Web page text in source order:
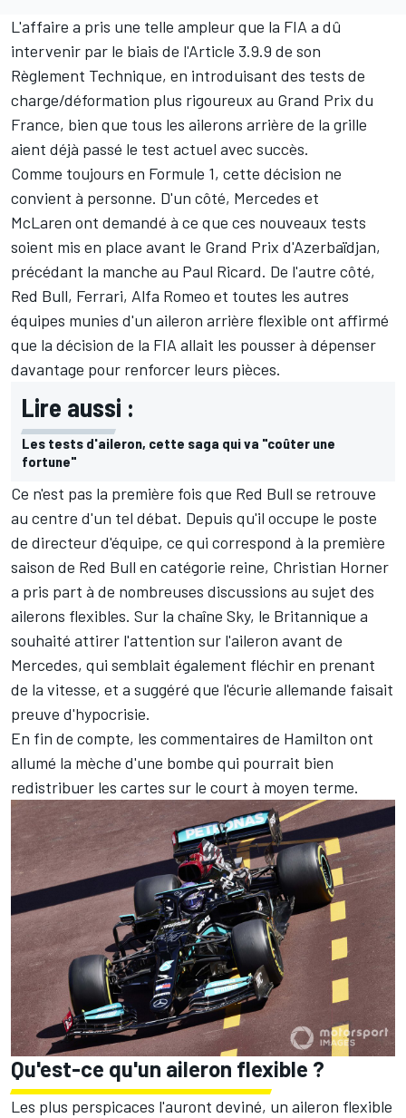
L'affaire a pris une telle ampleur que la FIA a dû
intervenir par le biais de l'Article 3.9.9 de son
Règlement Technique, en introduisant des tests de
charge/déformation plus rigoureux au Grand Prix du
France, bien que tous les ailerons arrière de la grille
aient déjà passé le test actuel avec succès.
Comme toujours en Formule 1, cette décision ne
convient à personne. D'un côté, Mercedes et
McLaren ont demandé à ce que ces nouveaux tests
soient mis en place avant le Grand Prix d'Azerbaïdjan,
précédant la manche au Paul Ricard. De l'autre côté,
Red Bull, Ferrari, Alfa Romeo et toutes les autres
équipes munies d'un aileron arrière flexible ont affirmé
que la décision de la FIA allait les pousser à dépenser
davantage pour renforcer leurs pièces.
Lire aussi :
Les tests d'aileron, cette saga qui va "coûter une
fortune"
Ce n'est pas la première fois que Red Bull se retrouve
au centre d'un tel débat. Depuis qu'il occupe le poste
de directeur d'équipe, ce qui correspond à la première
saison de Red Bull en catégorie reine, Christian Horner
a pris part à de nombreuses discussions au sujet des
ailerons flexibles. Sur la chaîne Sky, le Britannique a
souhaité attirer l'attention sur l'aileron avant de
Mercedes, qui semblait également fléchir en prenant
de la vitesse, et a suggéré que l'écurie allemande faisait
preuve d'hypocrisie.
En fin de compte, les commentaires de Hamilton ont
allumé la mèche d'une bombe qui pourrait bien
redistribuer les cartes sur le court à moyen terme.
Qu'est-ce qu'un aileron flexible ?
Les plus perspicaces l'auront deviné, un aileron flexible